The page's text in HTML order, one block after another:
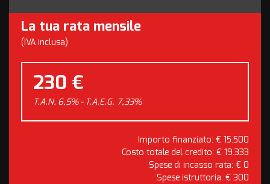
La tua rata mensile
(IVA inclusa)
230 €
T.A.N. 6,5% - T.A.E.G. 7,33%
Importo finanziato: € 15.500
Costo totale del credito: € 19.333
Spese di incasso rata: € 0
Spese istruttoria: € 300